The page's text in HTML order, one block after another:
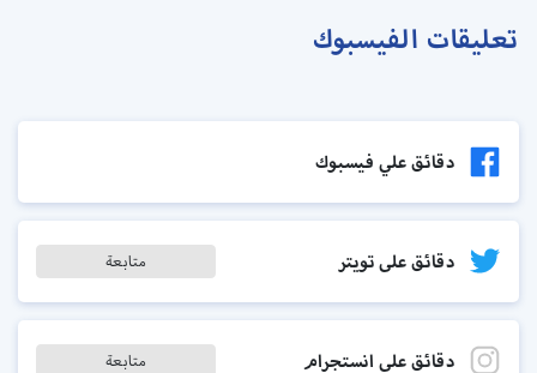
تعليقات الفيسبوك
دقائق علي فيسبوك
دقائق على تويتر متابعة
دقائق على انستجرام متابعة